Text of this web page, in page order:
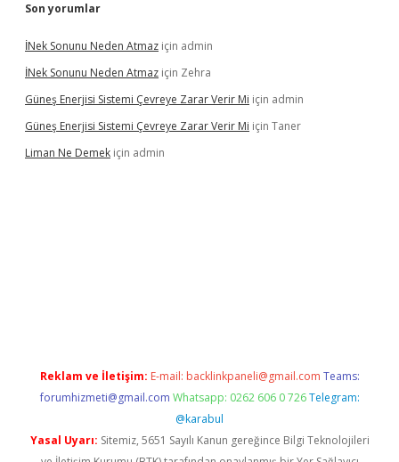
Son yorumlar
İNek Sonunu Neden Atmaz için admin
İNek Sonunu Neden Atmaz için Zehra
Güneş Enerjisi Sistemi Çevreye Zarar Verir Mi için admin
Güneş Enerjisi Sistemi Çevreye Zarar Verir Mi için Taner
Liman Ne Demek için admin
Reklam ve İletişim: E-mail: backlinkpaneli@gmail.com Teams:
forumhizmeti@gmail.com Whatsapp: 0262 606 0 726 Telegram:
@karabul
Yasal Uyarı: Sitemiz, 5651 Sayılı Kanun gereğince Bilgi Teknolojileri